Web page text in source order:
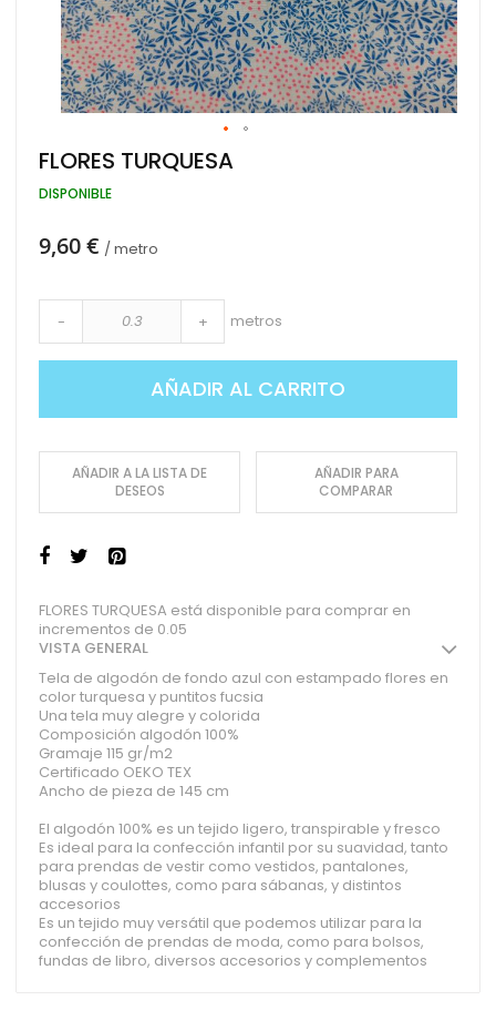
Saltar
al
comienzo
galería
FLORES TURQUESA
DISPONIBLE
9,60 € / metro
- + metros
AÑADIR AL CARRITO
AÑADIR A LA LISTA DE
DESEOS
AÑADIR PARA
COMPARAR
FLORES TURQUESA está disponible para comprar en
incrementos de 0.05
VISTA GENERAL
Tela de algodón de fondo azul con estampado flores en
color turquesa y puntitos fucsia
Una tela muy alegre y colorida
Composición algodón 100%
Gramaje 115 gr/m2
Certificado OEKO TEX
Ancho de pieza de 145 cm
El algodón 100% es un tejido ligero, transpirable y fresco
Es ideal para la confección infantil por su suavidad, tanto
para prendas de vestir como vestidos, pantalones,
blusas y coulottes, como para sábanas, y distintos
accesorios
Es un tejido muy versátil que podemos utilizar para la
confección de prendas de moda, como para bolsos,
fundas de libro, diversos accesorios y complementos